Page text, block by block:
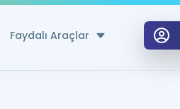
Faydalı Araçlar